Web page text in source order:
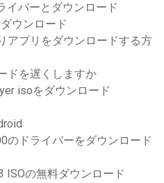
イバーとダウンロード
ウンロード
アプリをダウンロードする方
ドを遅くしますか
isoをダウンロード
のドライバーをダウンロード
ISOの無料ダウンロード